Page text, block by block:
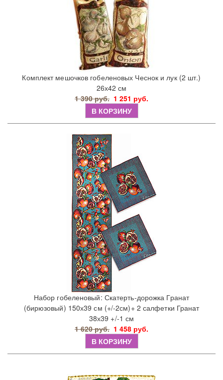
Комплект мешочков гобеленовых Чеснок и лук (2 шт.)
26х42 см
1 390 руб. 1 251 руб.
В КОРЗИНУ
Набор гобеленовый: Скатерть-дорожка Гранат
(бирюзовый) 150х39 см (+/-2см)+ 2 салфетки Гранат
38х39 +/-1 см
1 620 руб. 1 458 руб.
В КОРЗИНУ